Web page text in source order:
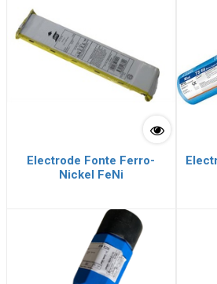
Electrode Fonte Ferro-
Nickel FeNi